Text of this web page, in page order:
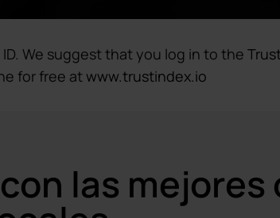
We suggest that you log in to the
for free atwww.trustindex.io
las